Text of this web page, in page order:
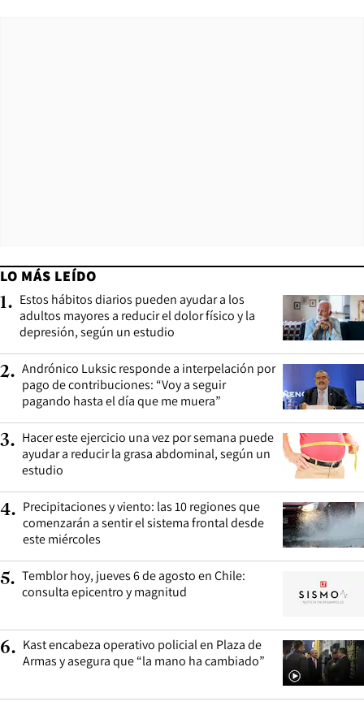
LO MÁS LEÍDO
1. Estos hábitos diarios pueden ayudar a los
adultos mayores a reducir el dolor físico y la
depresión, según un estudio
2. Andrónico Luksic responde a interpelación por
pago de contribuciones: “Voy a seguir
pagando hasta el día que me muera”
3. Hacer este ejercicio una vez por semana puede
ayudar a reducir la grasa abdominal, según un
estudio
4. Precipitaciones y viento: las 10 regiones que
comenzarán a sentir el sistema frontal desde
este miércoles
5. Temblor hoy, jueves 6 de agosto en Chile:
consulta epicentro y magnitud
6. Kast encabeza operativo policial en Plaza de
Armas y asegura que “la mano ha cambiado”